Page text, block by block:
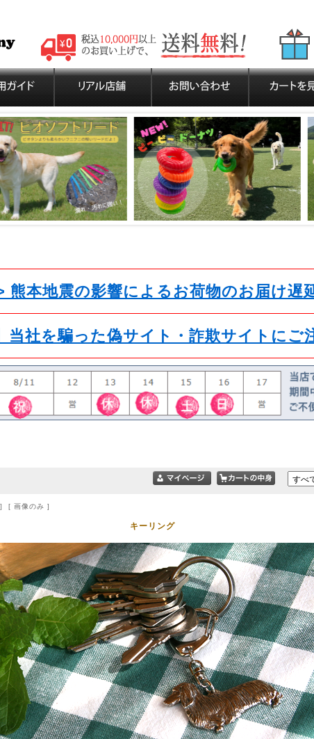
熊本地震の影響によるお荷物のお届け遅
当社を騙った偽サイト・詐欺サイトにご
[ 画像のみ ]
キーリング